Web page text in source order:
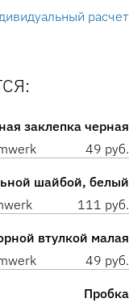
расчет
заклепка черная
49 руб.
шайбой, белый
111 руб.
втулкой малая
49 руб.
Пробка